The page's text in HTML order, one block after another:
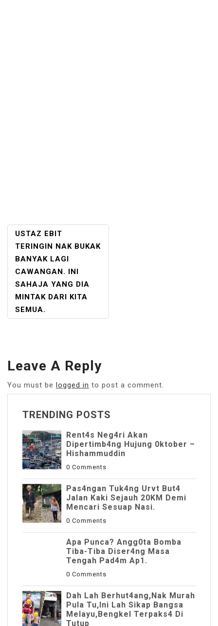
POST
NAVIGATION
USTAZ EBIT
TERINGIN NAK BUKAK
BANYAK LAGI
CAWANGAN. INI
SAHAJA YANG DIA
MINTAK DARI KITA
SEMUA.
Leave A Reply
You must be logged in to post a comment.
TRENDING POSTS
Rent4s Neg4ri Akan
Dipertimb4ng Hujung 0ktober –
Hishammuddin
0 Comments
Pas4ngan Tuk4ng Urvt But4
JaIan Kaki Sejauh 20KM Demi
Mencari Sesuap Nasi.
0 Comments
Apa Punca? Angg0ta Bomba
Tiba-Tiba Diser4ng Masa
Tengah Pad4m Ap1.
0 Comments
Dah Lah Berhut4ang,Nak Murah
Pula Tu,Ini Lah Sikap Bangsa
Melayu,Bengkel Terpaks4 Di
Tutup